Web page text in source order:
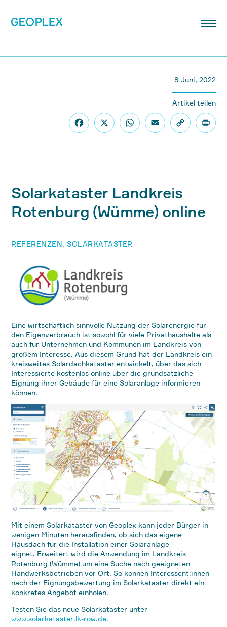
REFERENZEN,SOLARKATASTER
Solarkataster Landkreis
Rotenburg (Wümme) online
Eine wirtschaftlich sinnvolle Nutzung der Solarenergie für
den Eigenverbrauch ist sowohl für viele Privathaushalte als
auch für Unternehmen und Kommunen im Landkreis von
großem Interesse. Aus diesem Grund hat der Landkreis ein
kreisweites Solardachkataster entwickelt, über das sich
Interessierte kostenlos online über die grundsätzliche
Eignung ihrer Gebäude für eine Solaranlage informieren
können.
Mit einem Solarkataster von Geoplex kann jeder Bürger in
wenigen Minuten herausfinden, ob sich das eigene
Hausdach für die Installation einer Solaranlage
eignet. Erweitert wird die Anwendung im Landkreis
Rotenburg (Wümme) um eine Suche nach geeigneten
Handwerksbetrieben vor Ort. So können Interessent:innen
nach der Eignungsbewertung im Solarkataster direkt ein
konkretes Angebot einholen.
Testen Sie das neue Solarkataster unter
www.solarkataster.lk-row.de.
8 Juni, 2022
Artikel teilen